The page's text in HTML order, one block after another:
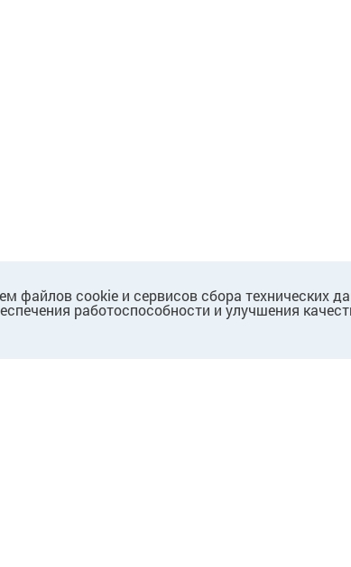
файлов cookie и сервисов сбора технических
работоспособности и улучшения